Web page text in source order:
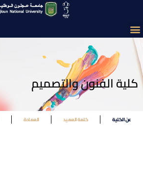
كلية الفنون والتصميم
عن الكلية كلمة العميد العمادة